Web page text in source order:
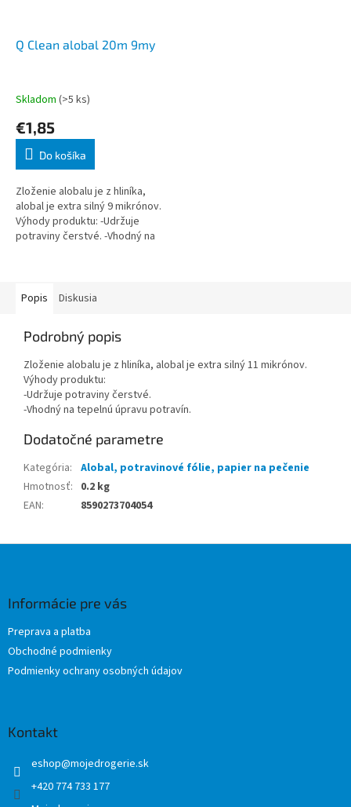
Q Clean alobal 20m 9my
Skladom (>5 ks)
€1,85
Do košíka
Zloženie alobalu je z hliníka,
alobal je extra silný 9 mikrónov.
Výhody produktu: -Udržuje
potraviny čerstvé. -Vhodný na
Popis Diskusia
Podrobný popis
Zloženie alobalu je z hliníka, alobal je extra silný 11 mikrónov.
Výhody produktu:
-Udržuje potraviny čerstvé.
-Vhodný na tepelnú úpravu potravín.
Dodatočné parametre
Kategória: Alobal, potravinové fólie, papier na pečenie
Hmotnosť: 0.2 kg
EAN: 8590273704054
Informácie pre vás
Preprava a platba
Obchodné podmienky
Podmienky ochrany osobných údajov
Kontakt
eshop@mojedrogerie.sk
+420 774 733 177